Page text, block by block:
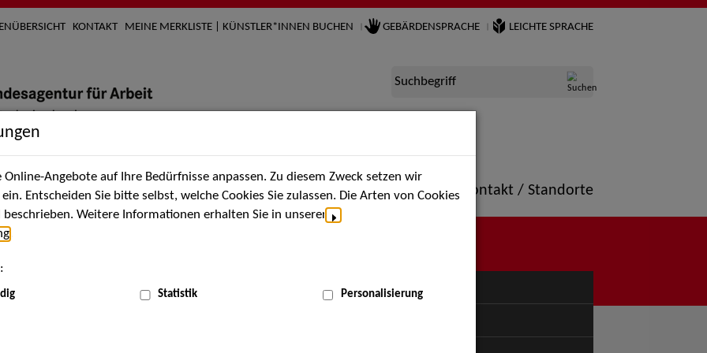
KONTAKT MEINE MERKLISTE | KÜNSTLER*INNEN BUCHEN GEBÄRDENSPRACHE LEICHTE SPRACHE
Suchbegriff
Künstler*innen Über uns Aktuelles Termine Portfolio Kontakt / Standorte
MENÜ
Angebote auf Ihre Bedürfnisse anpassen. Zu diesem Zweck setzen wir
Entscheiden Sie bitte selbst, welche Cookies Sie zulassen. Die Arten von Cookies
Weitere Informationen erhalten Sie in unserer
Statistik Personalisierung